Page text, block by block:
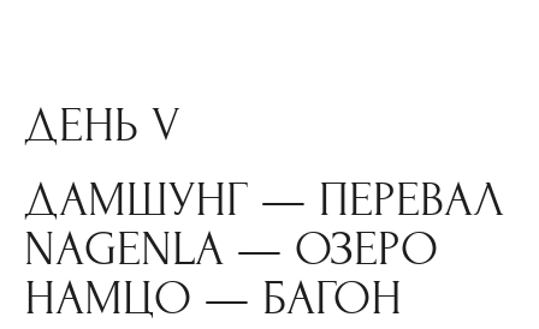
ДЕНЬ V
ДАМШУНГ — ПЕРЕВАЛ
NAGENLA — ОЗЕРО
НАМЦО — БАГОН